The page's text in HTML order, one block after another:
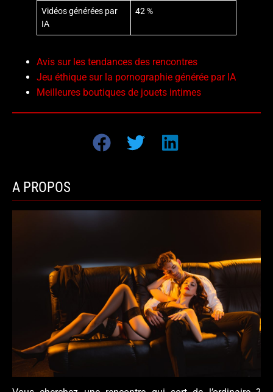
Vidéos générées par
IA
42 %
Avis sur les tendances des rencontres
Jeu éthique sur la pornographie générée par IA
Meilleures boutiques de jouets intimes
A PROPOS